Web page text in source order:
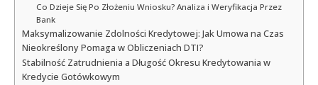
Co Dzieje Się Po Złożeniu Wniosku? Analiza i Weryfikacja Przez
Bank
Maksymalizowanie Zdolności Kredytowej: Jak Umowa na Czas
Nieokreślony Pomaga w Obliczeniach DTI?
Stabilność Zatrudnienia a Długość Okresu Kredytowania w
Kredycie Gotówkowym